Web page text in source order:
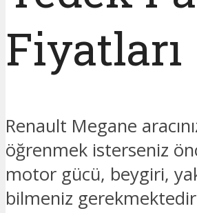
Fiyatları
Renault Megane
öğrenmek isterseniz
motor gücü, beygiri,
bilmeniz